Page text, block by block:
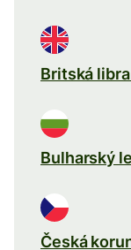
Britská
Bulharský
Česká